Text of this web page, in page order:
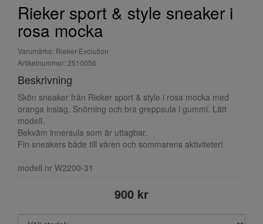
Rieker sport & style sneaker i
rosa mocka
Varumärke: Rieker-Evolution
Artikelnummer: 2510056
Beskrivning
Skön sneaker från Rieker sport & style i rosa mocka med
oranga inslag. Snörning och bra greppsula i gummi. Lätt
modell.
Bekväm innersula som är uttagbar.
Fin sneakers både till våren och sommarens aktiviteter!
modell nr W2200-31
900 kr